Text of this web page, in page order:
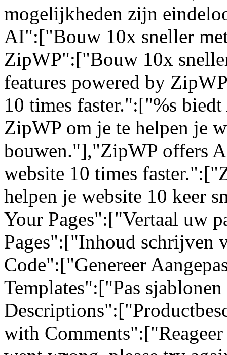
mogelijkheden zijn
AI":["Bouw 10x sneller
ZipWP":["Bouw 10x
features powered by
10 times faster.":["%s
ZipWP om je te helpen je
bouwen."],"ZipWP offers
website 10 times
helpen je website 10 keer
Your Pages":["Vertaal uw
Pages":["Inhoud schrijven
Code":["Genereer
Templates":["Pas
with